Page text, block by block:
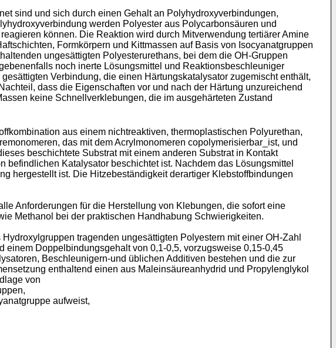
sind und sich durch einen Gehalt an Polyhydroxyverbindungen,
werden Polyester aus Polycarbonsäuren und
können. Die Reaktion wird durch Mitverwendung tertiärer Amine
Formkörpern und Kittmassen auf Basis von Isocyanatgruppen
ungesättigten Polyesterurethans, bei dem die OH-Gruppen
noch inerte Lösungsmittel und Reaktionsbeschleuniger
Verbindung, die einen Härtungskatalysator zugemischt enthält,
dass die Eigenschaften vor und nach der Härtung unzureichend
keine Schnellverklebungen, die im ausgehärteten Zustand
aus einem nichtreaktiven, thermoplastischen Polyurethan,
das mit dem Acrylmonomeren copolymerisierbar_ist, und
beschichtete Substrat mit einem anderen Substrat in Kontakt
Katalysator beschichtet ist. Nachdem das Lösungsmittel
hergestellt ist. Die Hitzebeständigkeit derartiger Klebstoffbindungen
Anforderungen für die Herstellung von Klebungen, die sofort eine
Methanol bei der praktischen Handhabung Schwierigkeiten.
tragenden ungesättigten Polyestern mit einer OH-Zahl
Doppelbindungsgehalt von 0,1-0,5, vorzugsweise 0,15-0,45
Beschleunigern-und üblichen Additiven bestehen und die zur
enthaltend einen aus Maleinsäureanhydrid und Propylenglykol
von
aufweist,